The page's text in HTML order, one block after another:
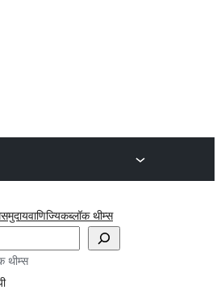
समुदायवाणिज्यिकब्लॉक थीम्स
थीम्स